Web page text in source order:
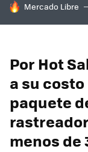
HOY SE HABLA
Mercado Libre
Por Hot
a su
paquete
menos de